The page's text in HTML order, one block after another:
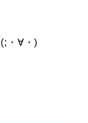
・∀・)